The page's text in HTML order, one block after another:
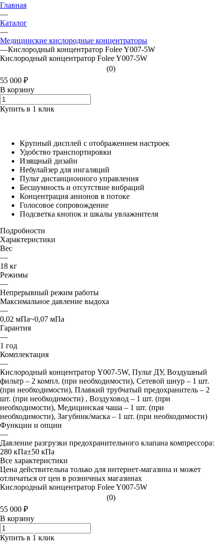
Главная
—
Каталог
—
Медицинские кислородные концентраторы
—Кислородный концентратор Folee Y007-5W
Кислородный концентратор Folee Y007-5W
(0)
55 000 ₽
В корзину
Купить в 1 клик
Крупный дисплей с отображением настроек
Удобство транспортировки
Изящный дизайн
Небулайзер для ингаляций
Пульт дистанционного управления
Бесшумность и отсутствие вибраций
Концентрация анионов в потоке
Голосовое сопровождение
Подсветка кнопок и шкалы увлажнителя
Подробности
Характеристики
Вес
—
18 кг
Режимы
—
Непрерывный режим работы
Максимальное давление выдоха
—
0,02 мПа~0,07 мПа
Гарантия
—
1 год
Комплектация
—
Кислородный концентратор Y007-5W, Пульт ДУ, Воздушный
фильтр – 2 компл. (при необходимости), Сетевой шнур – 1 шт.
(при необходимости), Плавкий трубчатый предохранитель – 2
шт. (при необходимости) , Воздуховод – 1 шт. (при
необходимости), Медицинская чаша – 1 шт. (при
необходимости), Загубник/маска – 1 шт. (при необходимости)
Функции и опции
—
Давление разгрузки предохранительного клапана компрессора:
280 кПа±50 кПа
Все характеристики
Цена действительна только для интернет-магазина и может
отличаться от цен в розничных магазинах
Кислородный концентратор Folee Y007-5W
(0)
55 000 ₽
В корзину
Купить в 1 клик